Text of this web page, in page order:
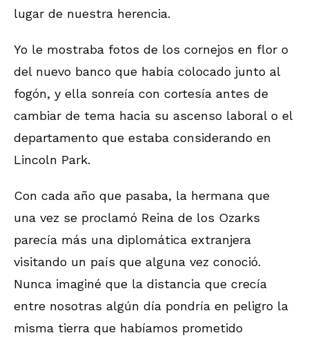
lugar de nuestra herencia.
Yo le mostraba fotos de los cornejos en flor o
del nuevo banco que había colocado junto al
fogón, y ella sonreía con cortesía antes de
cambiar de tema hacia su ascenso laboral o el
departamento que estaba considerando en
Lincoln Park.
Con cada año que pasaba, la hermana que
una vez se proclamó Reina de los Ozarks
parecía más una diplomática extranjera
visitando un país que alguna vez conoció.
Nunca imaginé que la distancia que crecía
entre nosotras algún día pondría en peligro la
misma tierra que habíamos prometido